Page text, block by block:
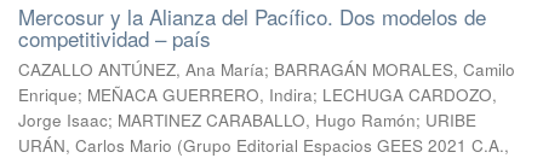
Mercosur y la Alianza del Pacífico. Dos modelos de
competitividad – país
CAZALLO ANTÚNEZ, Ana María; BARRAGÁN MORALES, Camilo
Enrique; MEÑACA GUERRERO, Indira; LECHUGA CARDOZO,
Jorge Isaac; MARTINEZ CARABALLO, Hugo Ramón; URIBE
URÁN, Carlos Mario (Grupo Editorial Espacios GEES 2021 C.A.,